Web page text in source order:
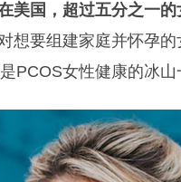
美国，超过五分之一
想要组建家庭并怀孕
PCOS女性健康的冰山